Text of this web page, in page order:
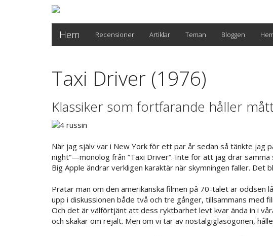
Hem Recensioner Artiklar Teman Bloggen
Taxi Driver (1976)
Klassiker som fortfarande håller
När jag själv var i New York för ett par år sedan så tänkte jag
night”—monolog från ”Taxi Driver”. Inte för att jag drar
Big Apple ändrar verkligen karaktär när skymningen faller. Det
Pratar man om den amerikanska filmen på 70-talet är oddsen
upp i diskussionen både två och tre gånger, tillsammans med
Och det är välförtjänt att dess ryktbarhet levt kvar ända in i
och skakar om rejält. Men om vi tar av nostalgiglasögonen,